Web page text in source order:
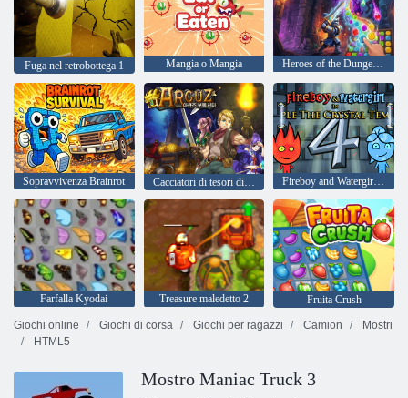
Fuga nel retrobottega 1 Mangia o Mangia Heroes of the Dungeons: gioco di ruolo match-3
Sopravvivenza Brainrot Cacciatori di tesori di Arcuz Fireboy and Watergirl 4: Tempio di Cristallo
Farfalla Kyodai Treasure maledetto 2
Fruita Crush
Giochi online
Giochi di corsa Giochi per ragazzi Camion
Mostri
HTML5
Mostro Maniac Truck 3